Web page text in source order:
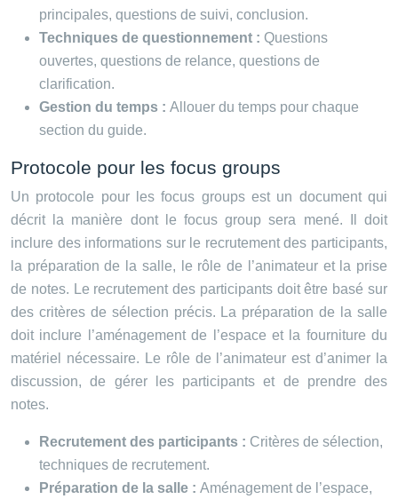
principales, questions de suivi, conclusion.
Techniques de questionnement : Questions
ouvertes, questions de relance, questions de
clarification.
Gestion du temps : Allouer du temps pour chaque
section du guide.
Protocole pour les focus groups
Un protocole pour les focus groups est un document qui
décrit la manière dont le focus group sera mené. Il doit
inclure des informations sur le recrutement des participants,
la préparation de la salle, le rôle de l’animateur et la prise
de notes. Le recrutement des participants doit être basé sur
des critères de sélection précis. La préparation de la salle
doit inclure l’aménagement de l’espace et la fourniture du
matériel nécessaire. Le rôle de l’animateur est d’animer la
discussion, de gérer les participants et de prendre des
notes.
Recrutement des participants : Critères de sélection,
techniques de recrutement.
Préparation de la salle : Aménagement de l’espace,